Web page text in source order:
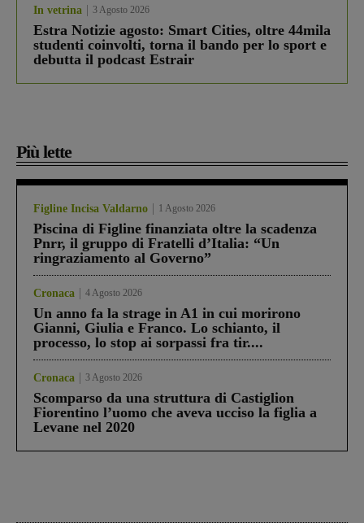
In vetrina 3 Agosto 2026
Estra Notizie agosto: Smart Cities, oltre 44mila
studenti coinvolti, torna il bando per lo sport e
debutta il podcast Estrair
Più lette
Figline Incisa Valdarno 1 Agosto 2026
Piscina di Figline finanziata oltre la scadenza
Pnrr, il gruppo di Fratelli d’Italia: “Un
ringraziamento al Governo”
Cronaca 4 Agosto 2026
Un anno fa la strage in A1 in cui morirono
Gianni, Giulia e Franco. Lo schianto, il
processo, lo stop ai sorpassi fra tir....
Cronaca 3 Agosto 2026
Scomparso da una struttura di Castiglion
Fiorentino l’uomo che aveva ucciso la figlia a
Levane nel 2020